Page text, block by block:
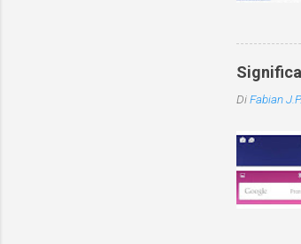
DiFabian J.P.